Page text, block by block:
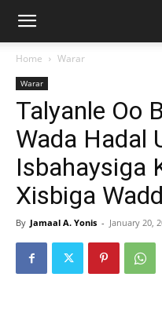
Home Warar
Warar
Talyanle Oo
Wada Hadal
Isbahaysiga
Xisbiga
By Jamaal A. Yonis - January 20,